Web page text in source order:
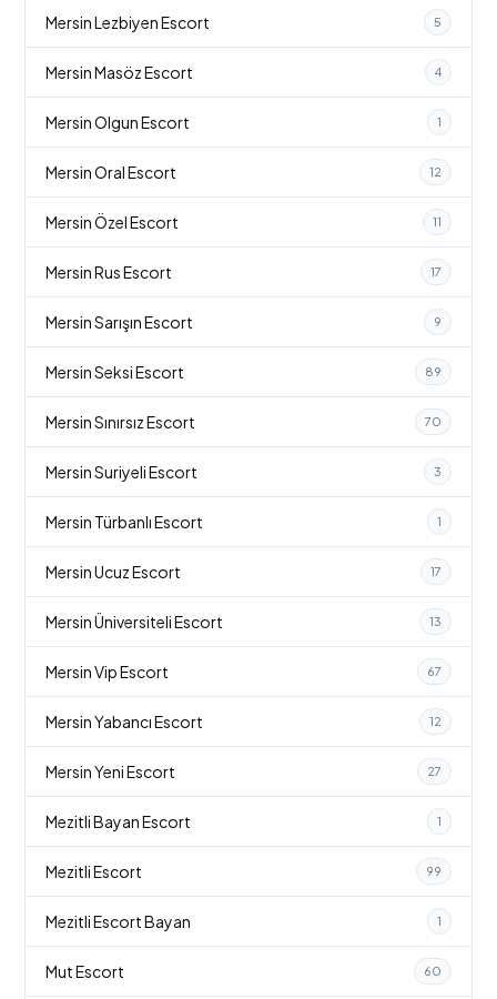
Mersin Lezbiyen Escort 5
Mersin Masöz Escort 4
Mersin Olgun Escort 1
Mersin Oral Escort 12
Mersin Özel Escort 11
Mersin Rus Escort 17
Mersin Sarışın Escort 9
Mersin Seksi Escort 89
Mersin Sınırsız Escort 70
Mersin Suriyeli Escort 3
Mersin Türbanlı Escort 1
Mersin Ucuz Escort 17
Mersin Üniversiteli Escort 13
Mersin Vip Escort 67
Mersin Yabancı Escort 12
Mersin Yeni Escort 27
Mezitli Bayan Escort 1
Mezitli Escort 99
Mezitli Escort Bayan 1
Mut Escort 60